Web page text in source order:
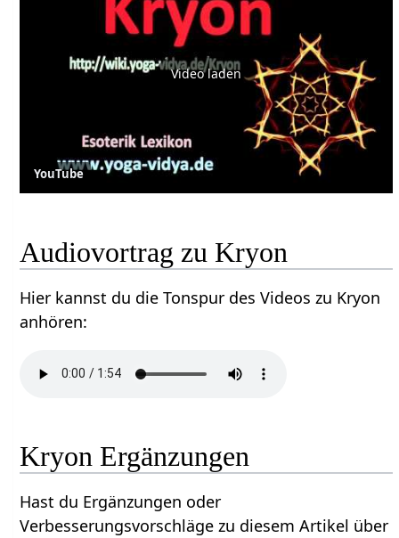
Video laden
YouTube
Audiovortrag zu Kryon
Hier kannst du die Tonspur des Videos zu Kryon
anhören:
Kryon Ergänzungen
Hast du Ergänzungen oder
Verbesserungsvorschläge zu diesem Artikel über